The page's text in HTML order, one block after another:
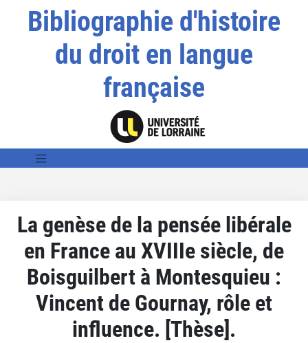
Bibliographie d'histoire
du droit en langue
française
La genèse de la pensée libérale
en France au XVIIIe siècle, de
Boisguilbert à Montesquieu :
Vincent de Gournay, rôle et
influence. [Thèse].